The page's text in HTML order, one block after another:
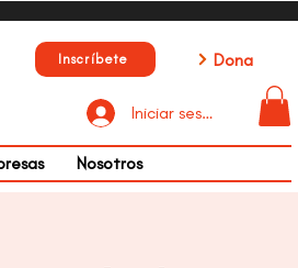
Inscríbete Dona
Iniciar sesión
Nosotros